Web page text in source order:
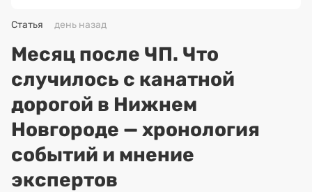
Статья день назад
Месяц после ЧП. Что
случилось с канатной
дорогой в Нижнем
Новгороде — хронология
событий и мнение
экспертов